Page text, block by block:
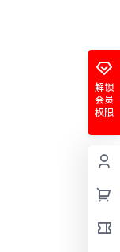
解锁
会员
权限